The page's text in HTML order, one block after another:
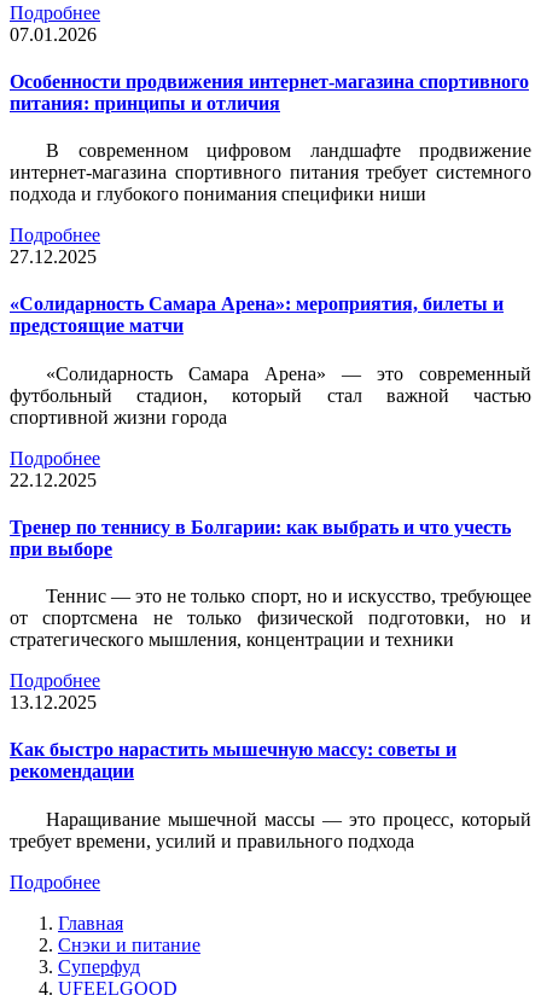
Подробнее
07.01.2026
Особенности продвижения интернет-магазина спортивного
питания: принципы и отличия
В современном цифровом ландшафте продвижение
интернет-магазина спортивного питания требует системного
подхода и глубокого понимания специфики ниши
Подробнее
27.12.2025
«Солидарность Самара Арена»: мероприятия, билеты и
предстоящие матчи
«Солидарность Самара Арена» — это современный
футбольный стадион, который стал важной частью
спортивной жизни города
Подробнее
22.12.2025
Тренер по теннису в Болгарии: как выбрать и что учесть
при выборе
Теннис — это не только спорт, но и искусство, требующее
от спортсмена не только физической подготовки, но и
стратегического мышления, концентрации и техники
Подробнее
13.12.2025
Как быстро нарастить мышечную массу: советы и
рекомендации
Наращивание мышечной массы — это процесс, который
требует времени, усилий и правильного подхода
Подробнее
Главная
Снэки и питание
Суперфуд
UFEELGOOD